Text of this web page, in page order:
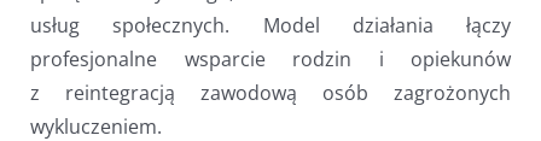
usług społecznych. Model działania łączy
profesjonalne wsparcie rodzin i opiekunów
z reintegracją zawodową osób zagrożonych
wykluczeniem.